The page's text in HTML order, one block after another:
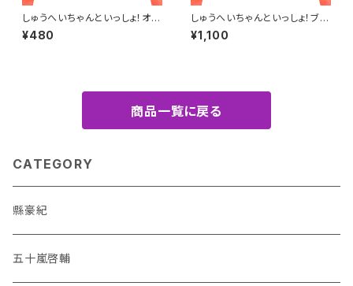
しゅうへいちゃんといっしょ！オリ
ジナルステッカー（長江崚行）
¥480
しゅうへいちゃんといっしょ！ブロ
マイドB（長江崚行）
¥1,100
商品一覧に戻る
CATEGORY
縣豪紀
五十嵐啓輔